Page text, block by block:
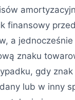
finansowy
a
znaku
gdy
lub w inny